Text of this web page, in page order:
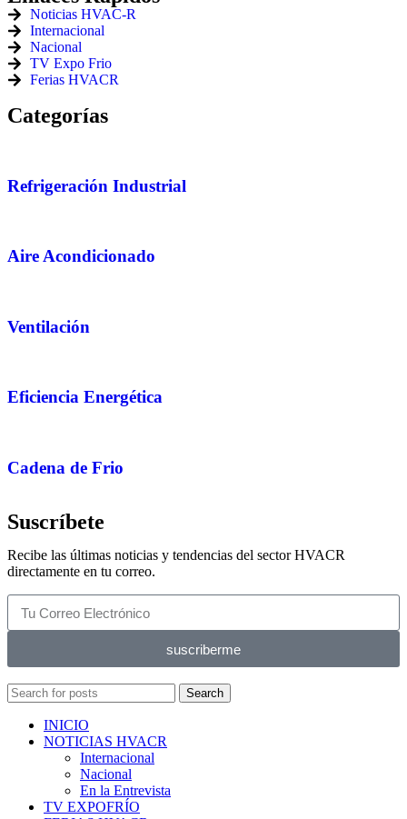
Noticias HVAC-R
Internacional
Nacional
TV Expo Frio
Ferias HVACR
Categorías
Refrigeración Industrial
Aire Acondicionado
Ventilación
Eficiencia Energética
Cadena de Frio
Suscríbete
Recibe las últimas noticias y tendencias del sector HVACR
directamente en tu correo.
suscriberme
Search
INICIO
NOTICIAS HVACR
Internacional
Nacional
En la Entrevista
TV EXPOFRÍO